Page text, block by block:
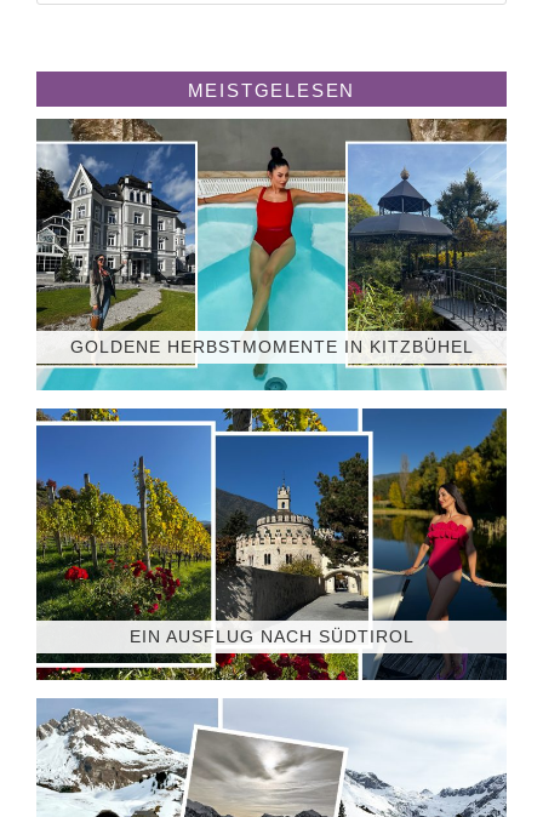
MEISTGELESEN
GOLDENE HERBSTMOMENTE IN KITZBÜHEL
EIN AUSFLUG NACH SÜDTIROL